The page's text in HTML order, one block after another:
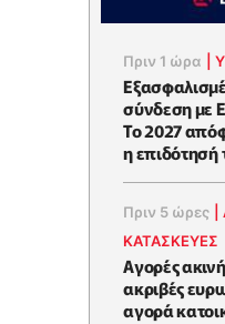
Πριν 1 ώρα |
σύνδεση με
Το 2027
η επιδότησή
Πριν 5 ώρες |
ΚΑΤΑΣΚΕΥΕΣ
Αγορές
ακριβές
αγορά